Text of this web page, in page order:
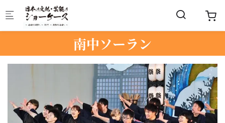
Skip to main content
南中ソーラン